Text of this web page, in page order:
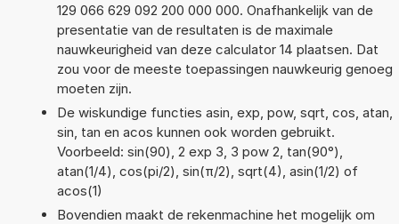
129 066 629 092 200 000 000. Onafhankelijk van de
presentatie van de resultaten is de maximale
nauwkeurigheid van deze calculator 14 plaatsen. Dat
zou voor de meeste toepassingen nauwkeurig genoeg
moeten zijn.
De wiskundige functies asin, exp, pow, sqrt, cos, atan,
sin, tan en acos kunnen ook worden gebruikt.
Voorbeeld: sin(90), 2 exp 3, 3 pow 2, tan(90°),
atan(1/4), cos(pi/2), sin(π/2), sqrt(4), asin(1/2) of
acos(1)
Bovendien maakt de rekenmachine het mogelijk om